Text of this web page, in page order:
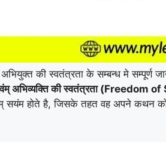
की स्वतंत्रता के सम्बन्ध मे सम्पूर्ण
अभिव्यक्ति की स्वतंत्रता
होते है, जिसके तहत वह अपने कथन को